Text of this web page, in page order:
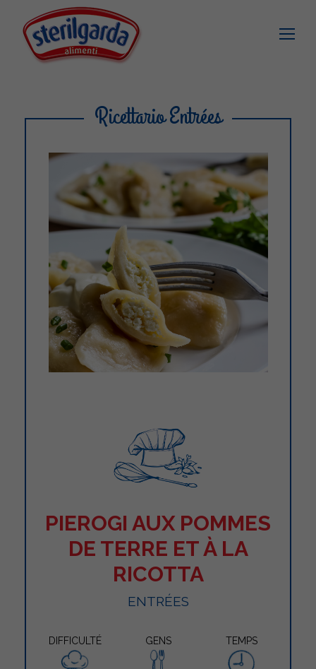
Ricettario Entrées
PIEROGI AUX POMMES
DE TERRE ET À LA
RICOTTA
ENTRÉES
DIFFICULTÉ GENS TEMPS